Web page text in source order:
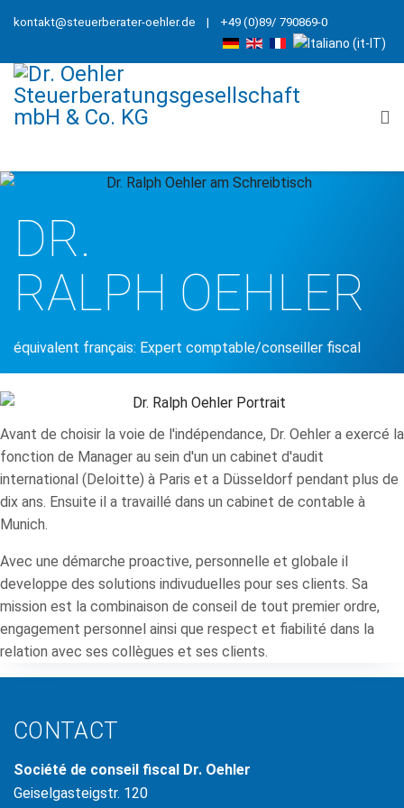
kontakt@steuerberater-oehler.de | +49 (0)89/ 790869-0
DR.
RALPH OEHLER
équivalent français: Expert comptable/conseiller fiscal
Avant de choisir la voie de l'indépendance, Dr. Oehler a exercé la
fonction de Manager au sein d'un un cabinet d'audit
international (Deloitte) à Paris et a Düsseldorf pendant plus de
dix ans. Ensuite il a travaillé dans un cabinet de contable à
Munich.
Avec une démarche proactive, personnelle et globale il
developpe des solutions indivuduelles pour ses clients. Sa
mission est la combinaison de conseil de tout premier ordre,
engagement personnel ainsi que respect et fiabilité dans la
relation avec ses collègues et ses clients.
CONTACT
Société de conseil fiscal Dr. Oehler
Geiselgasteigstr. 120